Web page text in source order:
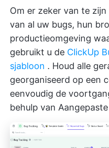
Om er zeker van te
van al uw bugs, hun
productieomgeving
gebruikt u de ClickUp
sjabloon . Houd alle
georganiseerd op een
eenvoudig de
behulp van